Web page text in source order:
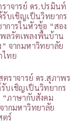
ราจารย์ ดร.ปรมินท์
รับเชิญเป็นวิทยากร
าการในหัวข้อ “สอง
ลวัตเพลงพื้นบ้าน
” จากมหาวิทยาลัย
ไทย
ตราจารย์ ดร.สุภาพร
บเชิญเป็นวิทยากร
ภาษากับสังคม
ากมหาวิทยาลัย
ตร์